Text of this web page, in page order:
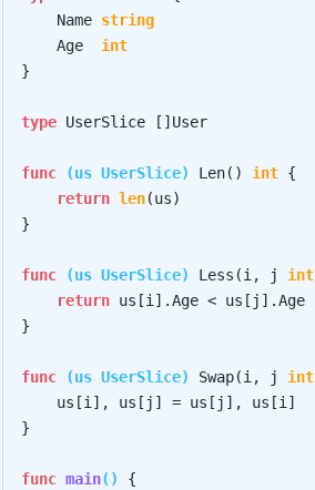
    Name
string
    Age
int
}
type UserSlice []User
func (us UserSlice) Len() int {
return len(us)
}
func (us UserSlice) Less(i, j int
return us[i].Age < us[j].Age
}
func (us UserSlice) Swap(i, j int
    us[i], us[j] = us[j], us[i]
}
func main()
{